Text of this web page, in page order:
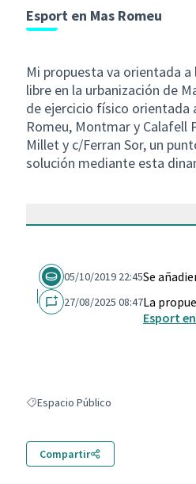
Esport en Mas Romeu
Mi propuesta va orientada
libre en la urbanización de
de ejercicio físico orientada
Romeu, Montmar y Calafell
Millet y c/Ferran Sor, un
solución mediante esta
05/10/2019 22:45Se
27/08/2025 08:47La
Esport
Resultados al filtrar por: Espacio
Espacio Público
Compartir